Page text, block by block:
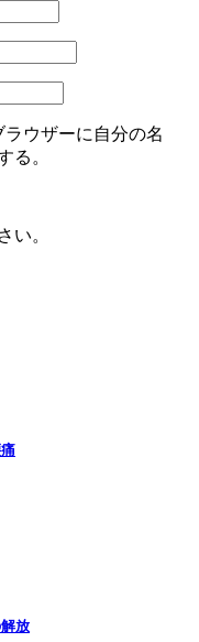
ウザーに自分の名
る。
い。
放